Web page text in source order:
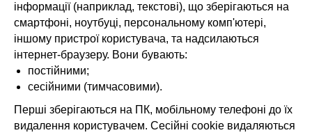
інформації (наприклад, текстові), що зберігаються на
смартфоні, ноутбуці, персональному комп'ютері,
іншому пристрої користувача, та надсилаються
інтернет-браузеру. Вони бувають:
постійними;
сесійними (тимчасовими).
Перші зберігаються на ПК, мобільному телефоні до їх
видалення користувачем. Сесійні cookie видаляються